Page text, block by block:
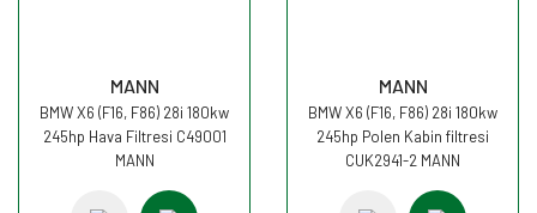
MANN
BMW X6 (F16, F86) 28i 180kw
245hp Hava Filtresi C49001
MANN
MANN
BMW X6 (F16, F86) 28i 180kw
245hp Polen Kabin filtresi
CUK2941-2 MANN